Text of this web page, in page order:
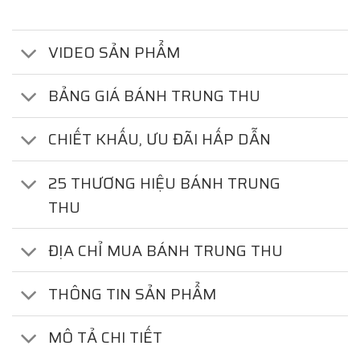
VIDEO SẢN PHẨM
BẢNG GIÁ BÁNH TRUNG THU
CHIẾT KHẤU, ƯU ĐÃI HẤP DẪN
25 THƯƠNG HIỆU BÁNH TRUNG
THU
ĐỊA CHỈ MUA BÁNH TRUNG THU
THÔNG TIN SẢN PHẨM
MÔ TẢ CHI TIẾT